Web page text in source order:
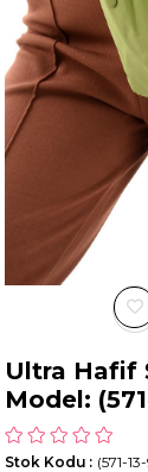
Ultra Hafif
Model:
(571-
Stok Kodu